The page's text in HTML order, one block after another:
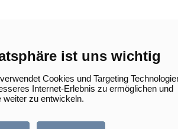
ist uns wichtig
Cookies und Targeting
Internet-Erlebnis zu ermöglichen und
weiter zu entwickeln.